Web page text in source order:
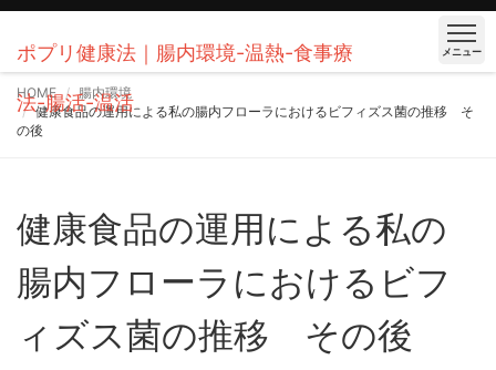
ポプリ健康法｜腸内環境-温熱-食事療
法-腸活-温活
メニュー
HOME
腸内環境
健康食品の運用による私の腸内フローラにおけるビフィズス菌の推移 そ
の後
健康食品の運用による私の
腸内フローラにおけるビフ
ィズス菌の推移 その後